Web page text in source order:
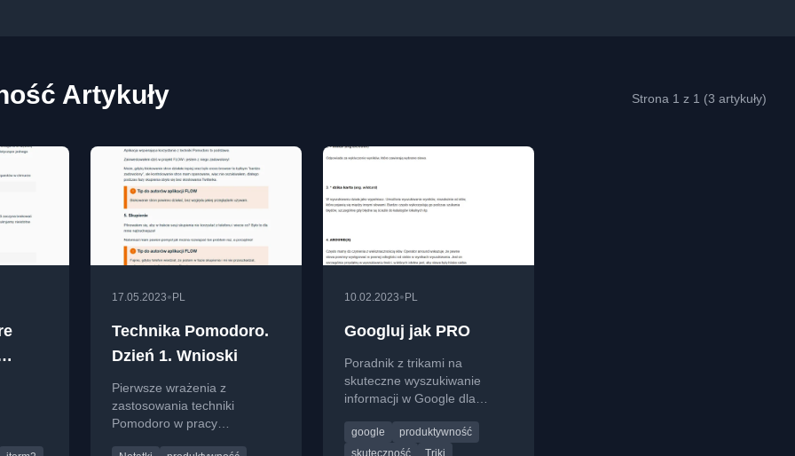
Artykuły Strona 1 z 1 (3 artykuły)
17.05.2023• PL
Technika Pomodoro.
Dzień 1. Wnioski
Pierwsze wrażenia z
zastosowania techniki
Pomodoro w pracy
10.02.2023• PL
Googluj jak PRO
Poradnik z trikami na
skuteczne wyszukiwanie
informacji w Google dla
google
produktywność
skuteczność
Triki